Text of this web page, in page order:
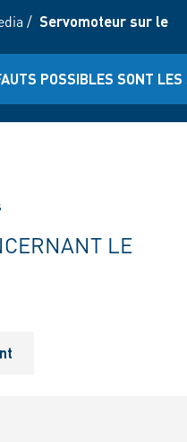
/ Servomoteur sur le
POSSIBLES SONT
LE